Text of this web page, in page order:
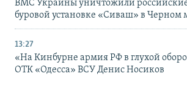
ВМС Украины уничтожили
буровой установке «Сиваш» в Черном
13:27
«На Кинбурне армия РФ в глухой
ОТК «Одесса» ВСУ Денис Носиков